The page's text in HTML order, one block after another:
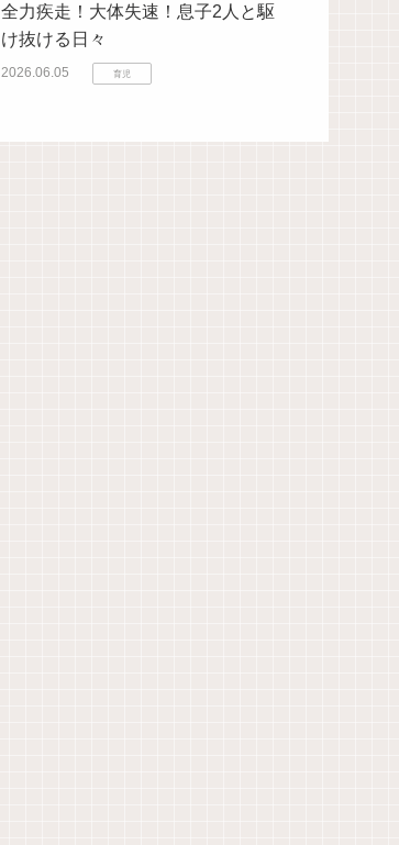
全力疾走！大体失速！息子2人と駆
け抜ける日々
2026.06.05 育児